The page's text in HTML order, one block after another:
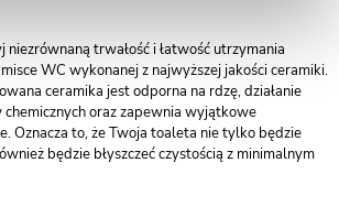
niezrównaną trwałość i łatwość utrzymania
WC wykonanej z najwyższej jakości ceramiki.
ceramika jest odporna na rdzę, działanie
oraz zapewnia wyjątkowe
Oznacza to, że Twoja toaleta nie tylko będzie
będzie błyszczeć czystością z minimalnym